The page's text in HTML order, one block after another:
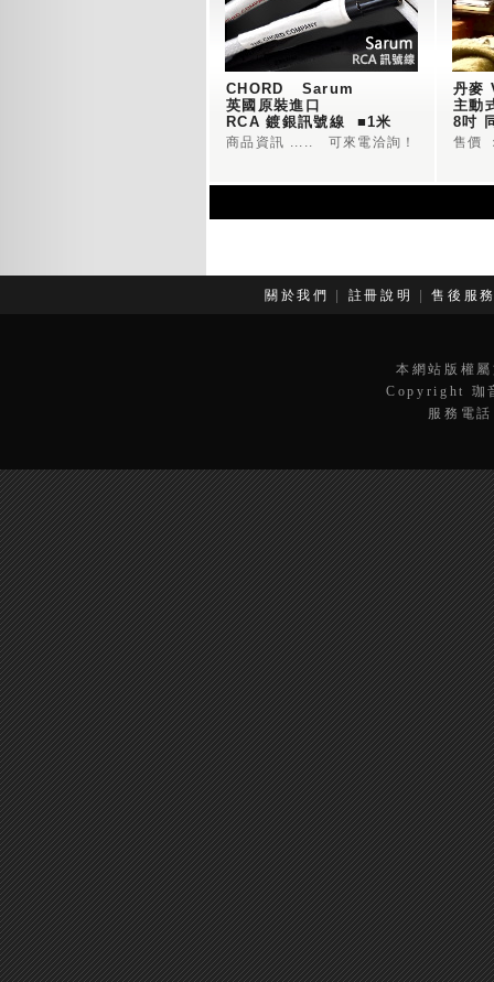
CHORD   Sarum
英國原裝進口
RCA 鍍銀訊號線  ■1米
商品資訊 ..... 可來電洽詢！
丹麥
主動
8吋
售價
關於我們 註冊說明 售後服
本網站版權
Copyright 珈
服務電